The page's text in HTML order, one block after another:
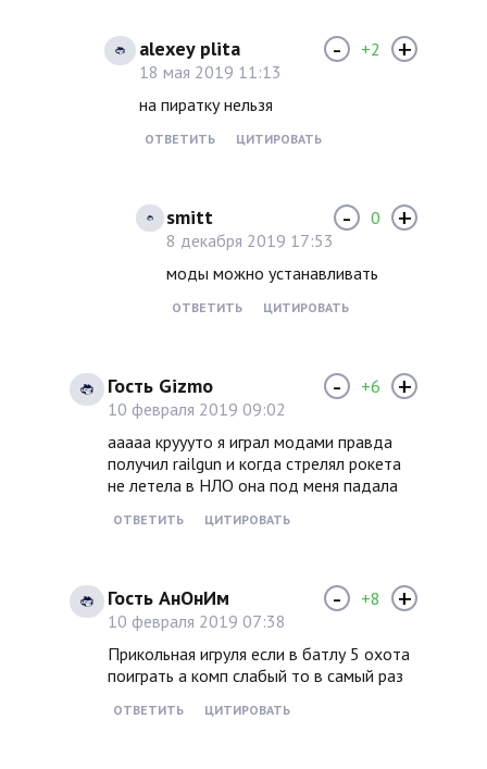
alexey plita
18 мая 2019 11:13
на пиратку нельзя
ОТВЕТИТЬ ЦИТИРОВАТЬ
- +2 +
smitt
8 декабря 2019 17:53
моды можно устанавливать
ОТВЕТИТЬ ЦИТИРОВАТЬ
- 0 +
Гость Gizmo
10 февраля 2019 09:02
ааааа круууто я играл модами правда
получил railgun и когда стрелял рокета
не летела в НЛО она под меня падала
ОТВЕТИТЬ ЦИТИРОВАТЬ
- +6 +
Гость АнОнИм
10 февраля 2019 07:38
Прикольная игруля если в батлу 5 охота
поиграть а комп слабый то в самый раз
ОТВЕТИТЬ ЦИТИРОВАТЬ
- +8 +